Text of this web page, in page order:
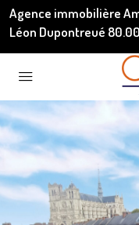
Agence immobilière
Léon Dupontreué